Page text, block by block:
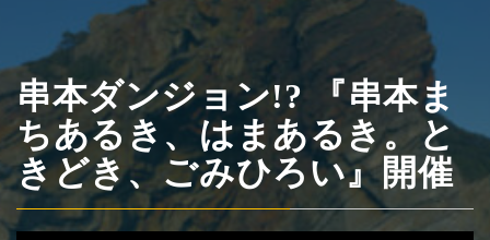
串本ダンジョン!? 『串本ま
ちあるき、はまあるき。と
きどき、ごみひろい』開催